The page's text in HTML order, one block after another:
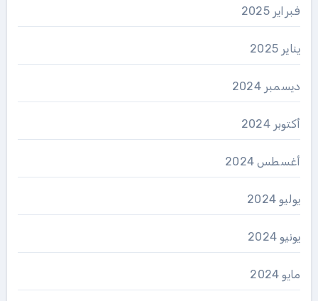
فبراير 2025
يناير 2025
ديسمبر 2024
أكتوبر 2024
أغسطس 2024
يوليو 2024
يونيو 2024
مايو 2024